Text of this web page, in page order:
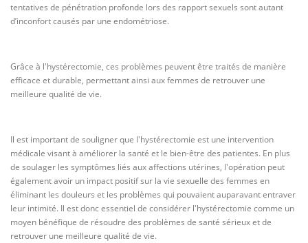
tentatives de pénétration profonde lors des rapport sexuels sont autant
d’inconfort causés par une endométriose.
Grâce à l'hystérectomie, ces problèmes peuvent être traités de manière
efficace et durable, permettant ainsi aux femmes de retrouver une
meilleure qualité de vie.
Il est important de souligner que l'hystérectomie est une intervention
médicale visant à améliorer la santé et le bien-être des patientes. En plus
de soulager les symptômes liés aux affections utérines, l'opération peut
également avoir un impact positif sur la vie sexuelle des femmes en
éliminant les douleurs et les problèmes qui pouvaient auparavant entraver
leur intimité. Il est donc essentiel de considérer l'hystérectomie comme un
moyen bénéfique de résoudre des problèmes de santé sérieux et de
retrouver une meilleure qualité de vie.